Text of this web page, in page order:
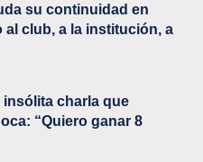
su continuidad en
al club, a la institución, a
charla que
“Quiero ganar 8